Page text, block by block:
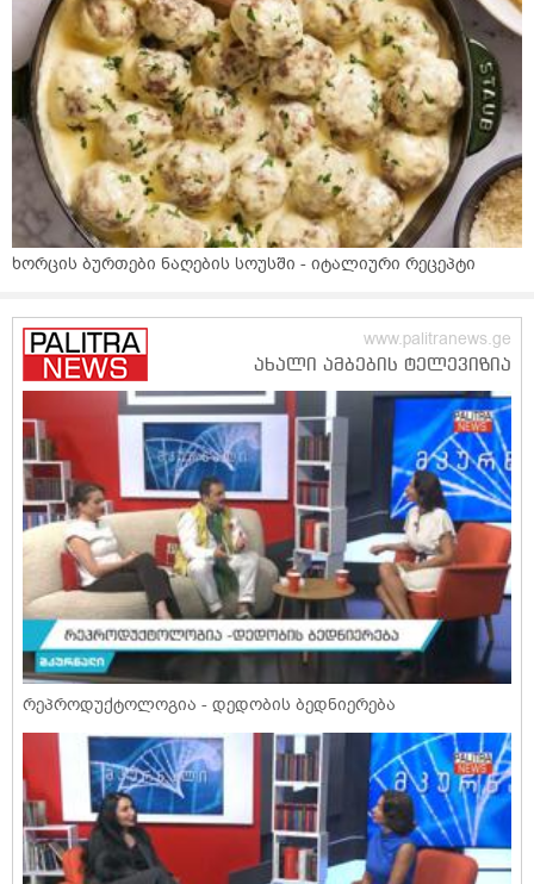
ხორცის ბურთები ნაღების სოუსში - იტალიური რეცეპტი
რეპროდუქტოლოგია - დედობის ბედნიერება